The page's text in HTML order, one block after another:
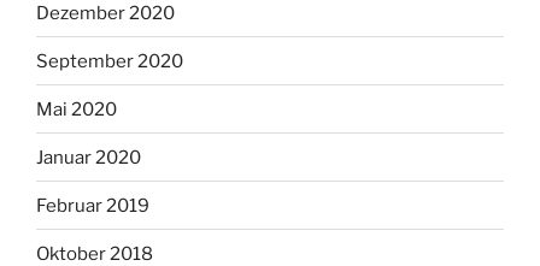
Dezember 2020
September 2020
Mai 2020
Januar 2020
Februar 2019
Oktober 2018